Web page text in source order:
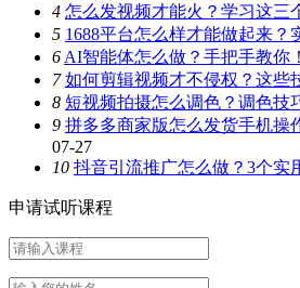
4 怎么发视频才能火？学习这三
5 1688平台怎么样才能做起来？
6 AI智能体怎么做？手把手教你
7 如何剪辑视频才不侵权？这些
8 短视频拍摄怎么调色？调色技
9 拼多多商家版怎么发货手机操
07-27
10 抖音引流推广怎么做？3个实
申请试听课程